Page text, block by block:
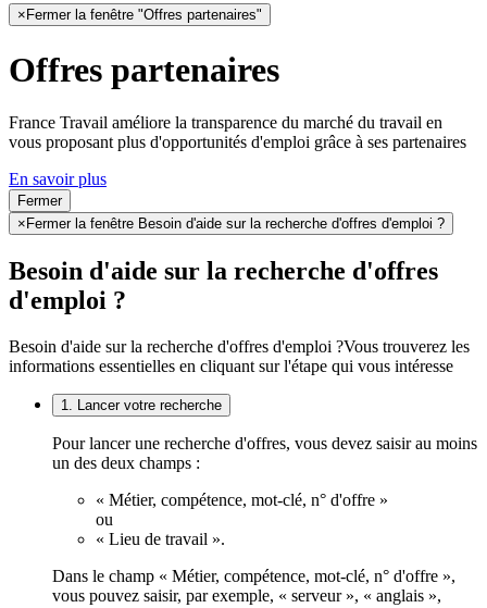
× Fermer la fenêtre "Offres partenaires"
Offres partenaires
France Travail améliore la transparence du marché du travail en
vous proposant plus d'opportunités d'emploi grâce à ses partenaires
En savoir plus
Fermer
× Fermer la fenêtre Besoin d'aide sur la recherche d'offres d'emploi ?
Besoin d'aide sur la recherche d'offres
d'emploi ?
Besoin d'aide sur la recherche d'offres d'emploi ?Vous trouverez les
informations essentielles en cliquant sur l'étape qui vous intéresse
1. Lancer votre recherche
Pour lancer une recherche d'offres, vous devez saisir au moins
un des deux champs :
« Métier, compétence, mot-clé, n° d'offre »
ou
« Lieu de travail ».
Dans le champ « Métier, compétence, mot-clé, n° d'offre »,
vous pouvez saisir, par exemple, « serveur », « anglais »,